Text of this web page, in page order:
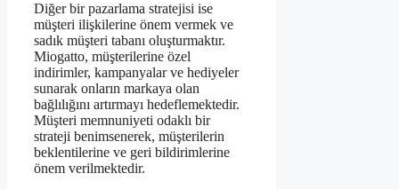
Diğer bir pazarlama stratejisi ise
müşteri ilişkilerine önem vermek ve
sadık müşteri tabanı oluşturmaktır.
Miogatto, müşterilerine özel
indirimler, kampanyalar ve hediyeler
sunarak onların markaya olan
bağlılığını artırmayı hedeflemektedir.
Müşteri memnuniyeti odaklı bir
strateji benimsenerek, müşterilerin
beklentilerine ve geri bildirimlerine
önem verilmektedir.